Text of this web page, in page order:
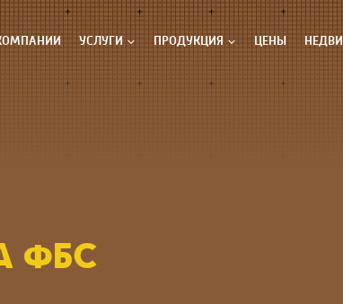
УСЛУГИ ПРОДУКЦИЯ ЦЕНЫ
ФБС